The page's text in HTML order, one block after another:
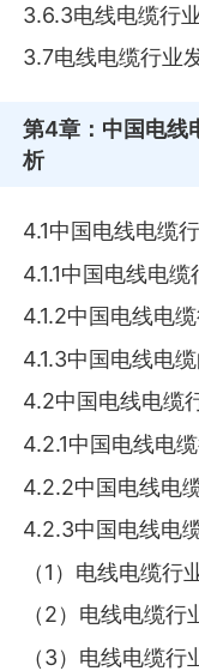
3.6.3电线电缆行
3.7电线电缆行业
第4章 ：中国电
析
4.1中国电线电缆
4.1.1中国电线电
4.1.2中国电线电
4.1.3中国电线电
4.2中国电线电缆
4.2.1中国电线电
4.2.2中国电线电
4.2.3中国电线电
（1）电线电缆行
（2）电线电缆
（3）电线电缆